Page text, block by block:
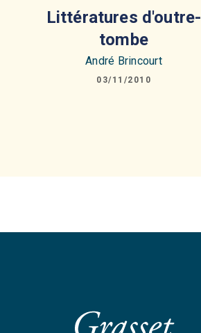
Littératures d'outre-
tombe
André Brincourt
03/11/2010